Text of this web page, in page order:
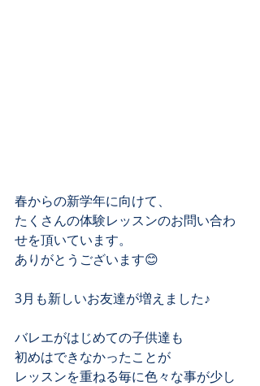
春からの新学年に向けて、﻿
たくさんの体験レッスンのお問い合わ
せを頂いています。﻿
ありがとうございます😊﻿
3月も新しいお友達が増えました♪﻿
バレエがはじめての子供達も﻿
初めはできなかったことが﻿
レッスンを重ねる毎に色々な事が少し